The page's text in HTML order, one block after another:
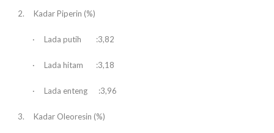
2. Kadar Piperin (%)
· Lada putih :3,82
· Lada hitam :3,18
· Lada enteng :3,96
3. Kadar Oleoresin (%)